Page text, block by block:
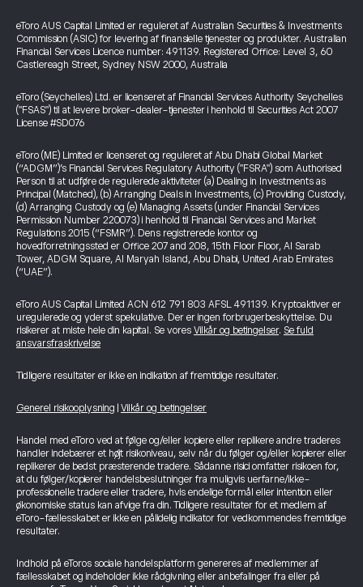
eToro AUS Capital Limited er reguleret af Australian Securities & Investments
Commission (ASIC) for levering af finansielle tjenester og produkter. Australian
Financial Services Licence number: 491139. Registered Office: Level 3, 60
Castlereagh Street, Sydney NSW 2000, Australia
eToro (Seychelles) Ltd. er licenseret af Financial Services Authority Seychelles
("FSAS") til at levere broker-dealer-tjenester i henhold til Securities Act 2007
License #SD076
eToro (ME) Limited er licenseret og reguleret af Abu Dhabi Global Market
(“ADGM”)’s Financial Services Regulatory Authority ("FSRA") som Authorised
Person til at udføre de regulerede aktiviteter (a) Dealing in Investments as
Principal (Matched), (b) Arranging Deals in Investments, (c) Providing Custody,
(d) Arranging Custody og (e) Managing Assets (under Financial Services
Permission Number 220073) i henhold til Financial Services and Market
Regulations 2015 (“FSMR”). Dens registrerede kontor og
hovedforretningssted er Office 207 and 208, 15th Floor Floor, Al Sarab
Tower, ADGM Square, Al Maryah Island, Abu Dhabi, United Arab Emirates
(“UAE”).
eToro AUS Capital Limited ACN 612 791 803 AFSL 491139. Kryptoaktiver er
uregulerede og yderst spekulative. Der er ingen forbrugerbeskyttelse. Du
risikerer at miste hele din kapital. Se vores Vilkår og betingelser. Se fuld
ansvarsfraskrivelse
Tidligere resultater er ikke en indikation af fremtidige resultater.
Generel risikooplysning Vilkår og betingelser
Handel med eToro ved at følge og/eller kopiere eller replikere andre traderes
handler indebærer et højt risikoniveau, selv når du følger og/eller kopierer eller
replikerer de bedst præsterende tradere. Sådanne risici omfatter risikoen for,
at du følger/kopierer handelsbeslutninger fra muligvis uerfarne/ikke-
professionelle tradere eller tradere, hvis endelige formål eller intention eller
økonomiske status kan afvige fra din. Tidligere resultater for et medlem af
eToro-fællesskabet er ikke en pålidelig indikator for vedkommendes fremtidige
resultater.
Indhold på eToros sociale handelsplatform genereres af medlemmer af
fællesskabet og indeholder ikke rådgivning eller anbefalinger fra eller på